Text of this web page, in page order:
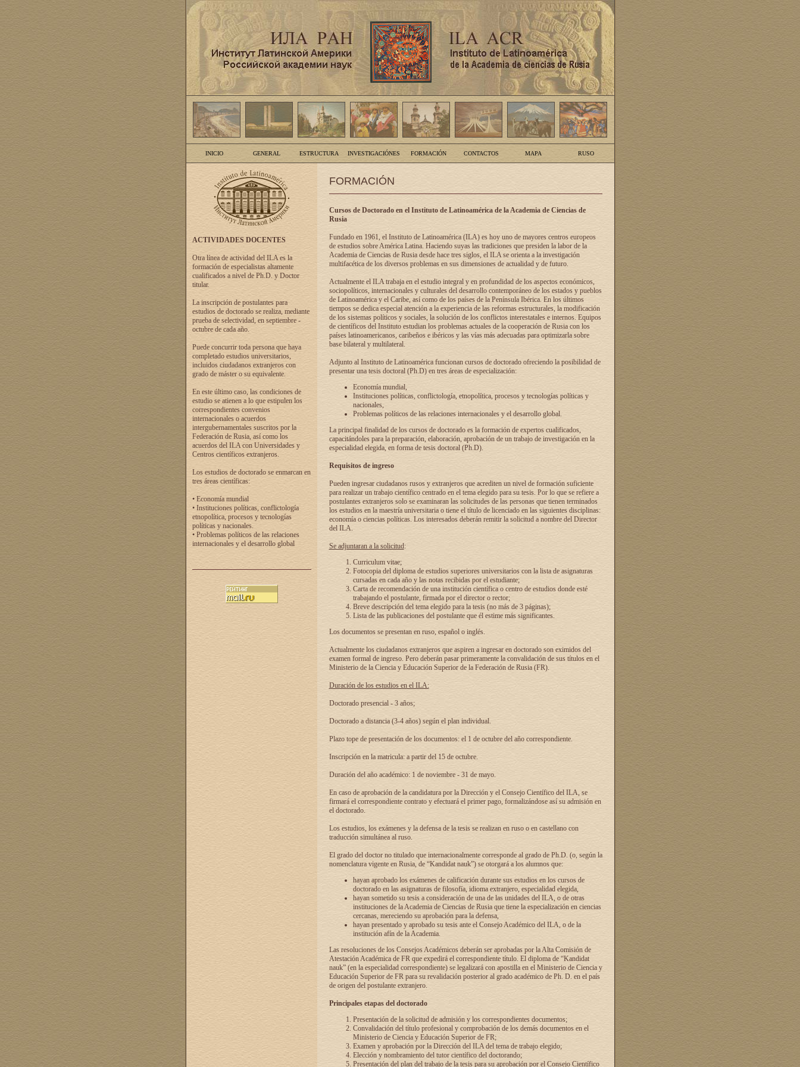
INICIO GENERAL ESTRUCTURA INVESTIGACIÓNES FORMACIÓN CONTACTOS MAPA RUSO
ACTIVIDADES DOCENTES
Otra línea de actividad del ILA es la
formación de especialistas altamente
cualificados a nivel de Ph.D. y Doctor
titular.
La inscripción de postulantes para
estudios de doctorado se realiza, mediante
prueba de selectividad, en septiembre -
octubre de cada año.
Puede concurrir toda persona que haya
completado estudios universitarios,
incluidos ciudadanos extranjeros con
grado de máster o su equivalente.
En este último caso, las condiciones de
estudio se atienen a lo que estipulen los
correspondientes convenios
internacionales o acuerdos
intergubernamentales suscritos por la
Federación de Rusia, así como los
acuerdos del ILA con Universidades y
Centros científicos extranjeros.
Los estudios de doctorado se enmarcan en
tres áreas científicas:
• Economía mundial
• Instituciones políticas, conflictología
etnopolítica, procesos y tecnologías
políticas y nacionales.
• Problemas políticos de las relaciones
internacionales y el desarrollo global
FORMACIÓN
Cursos de Doctorado en el Instituto de Latinoamérica de la Academia de Ciencias de
Rusia
Fundado en 1961, el Instituto de Latinoamérica (ILA) es hoy uno de mayores centros europeos
de estudios sobre América Latina. Haciendo suyas las tradiciones que presiden la labor de la
Academia de Ciencias de Rusia desde hace tres siglos, el ILA se orienta a la investigación
multifacética de los diversos problemas en sus dimensiones de actualidad y de futuro.
Actualmente el ILA trabaja en el estudio integral y en profundidad de los aspectos económicos,
sociopolíticos, internacionales y culturales del desarrollo contemporáneo de los estados y pueblos
de Latinoamérica y el Caribe, así como de los países de la Península Ibérica. En los últimos
tiempos se dedica especial atención a la experiencia de las reformas estructurales, la modificación
de los sistemas políticos y sociales, la solución de los conflictos interestatales e internos. Equipos
de científicos del Instituto estudian los problemas actuales de la cooperación de Rusia con los
países latinoamericanos, caribeños e ibéricos y las vías más adecuadas para optimizarla sobre
base bilateral y multilateral.
Adjunto al Instituto de Latinoamérica funcionan cursos de doctorado ofreciendo la posibilidad de
presentar una tesis doctoral (Ph.D) en tres áreas de especialización:
Economía mundial,
Instituciones políticas, conflictología, etnopolítica, procesos y tecnologías políticas y
nacionales,
Problemas políticos de las relaciones internacionales y el desarrollo global.
La principal finalidad de los cursos de doctorado es la formación de expertos cualificados,
capacitándoles para la preparación, elaboración, aprobación de un trabajo de investigación en la
especialidad elegida, en forma de tesis doctoral (Ph.D).
Requisitos de ingreso
Pueden ingresar ciudadanos rusos y extranjeros que acrediten un nivel de formación suficiente
para realizar un trabajo científico centrado en el tema elegido para su tesis. Por lo que se refiere a
postulantes extranjeros solo se examinaran las solicitudes de las personas que tienen terminados
los estudios en la maestría universitaria o tiene el título de licenciado en las siguientes disciplinas:
economía o ciencias políticas. Los interesados deberán remitir la solicitud a nombre del Director
del ILA.
Se adjuntaran a la solicitud:
Curriculum vitae;
Fotocopia del diploma de estudios superiores universitarios con la lista de asignaturas
cursadas en cada año y las notas recibidas por el estudiante;
Carta de recomendación de una institución científica o centro de estudios donde esté
trabajando el postulante, firmada por el director o rector;
Breve descripción del tema elegido para la tesis (no más de 3 páginas);
Lista de las publicaciones del postulante que él estime más significantes.
Los documentos se presentan en ruso, español o inglés.
Actualmente los ciudadanos extranjeros que aspiren a ingresar en doctorado son eximidos del
examen formal de ingreso. Pero deberán pasar primeramente la convalidación de sus títulos en el
Ministerio de la Ciencia y Educación Superior de la Federación de Rusia (FR).
Duración de los estudios en el ILA:
Doctorado presencial - 3 años;
Doctorado a distancia (3-4 años) según el plan individual.
Plazo tope de presentación de los documentos: el 1 de octubre del año correspondiente.
Inscripción en la matricula: a partir del 15 de octubre.
Duración del año académico: 1 de noviembre - 31 de mayo.
En caso de aprobación de la candidatura por la Dirección y el Consejo Científico del ILA, se
firmará el correspondiente contrato y efectuará el primer pago, formalizándose así su admisión en
el doctorado.
Los estudios, los exámenes y la defensa de la tesis se realizan en ruso o en castellano con
traducción simultánea al ruso.
El grado del doctor no titulado que internacionalmente corresponde al grado de Ph.D. (o, según la
nomenclatura vigente en Rusia, de “Kandidat nauk”) se otorgará a los alumnos que:
hayan aprobado los exámenes de calificación durante sus estudios en los cursos de
doctorado en las asignaturas de filosofía, idioma extranjero, especialidad elegida,
hayan sometido su tesis a consideración de una de las unidades del ILA, o de otras
instituciones de la Academia de Ciencias de Rusia que tiene la especialización en ciencias
cercanas, mereciendo su aprobación para la defensa,
hayan presentado y aprobado su tesis ante el Consejo Académico del ILA, o de la
institución afín de la Academia.
Las resoluciones de los Consejos Académicos deberán ser aprobadas por la Alta Comisión de
Atestación Académica de FR que expedirá el correspondiente título. El diploma de “Kandidat
nauk” (en la especialidad correspondiente) se legalizará con apostilla en el Ministerio de Ciencia y
Educación Superior de FR para su revalidación posterior al grado académico de Ph. D. en el país
de origen del postulante extranjero.
Principales etapas del doctorado
Presentación de la solicitud de admisión y los correspondientes documentos;
Convalidación del título profesional y comprobación de los demás documentos en el
Ministerio de Ciencia y Educación Superior de FR;
Examen y aprobación por la Dirección del ILA del tema de trabajo elegido;
Elección y nombramiento del tutor científico del doctorando;
Presentación del plan del trabajo de la tesis para su aprobación por el Consejo Científico